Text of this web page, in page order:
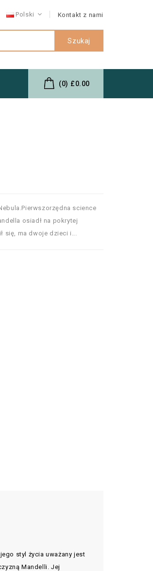
Polski Kontakt z nami
Szukaj
(0) £0.00
science
osiadł na pokrytej
się, ma dwoje dzieci i...
styl życia uważany jest
Mandelli. Jej